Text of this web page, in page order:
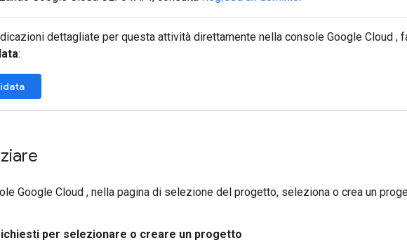
dettagliate per questa attività direttamente nella console Google Cloud ,
:
Google Cloud , nella pagina di selezione del progetto, seleziona o crea un
per selezionare o creare un progetto